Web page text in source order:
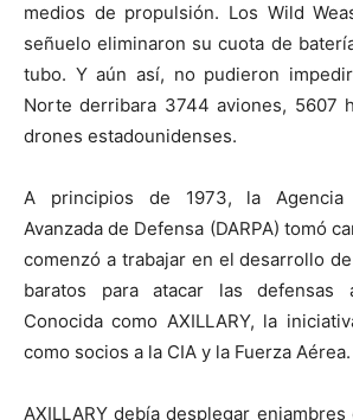
medios de propulsión. Los Wild
señuelo eliminaron su cuota de
tubo. Y aún así, no pudieron
Norte derribara 3744 aviones, 5607
drones estadounidenses.
A principios de 1973, la Agencia
Avanzada de Defensa (DARPA) tomó
comenzó a trabajar en el desarrollo
baratos para atacar las defensas
Conocida como AXILLARY, la
como socios a la CIA y la Fuerza Aérea.
AXILLARY debía desplegar